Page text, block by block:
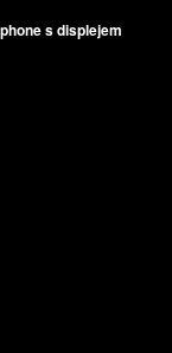
s displejem